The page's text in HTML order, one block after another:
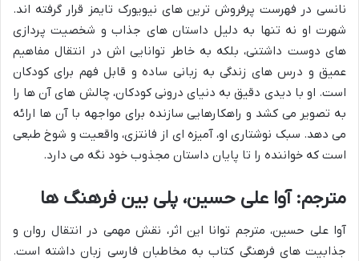
نانسی در فهرست پرفروش ترین های نیویورک تایمز قرار گرفته اند.
شهرت او نه تنها به دلیل داستان های جذاب و شخصیت پردازی
های دوست داشتنی، بلکه به خاطر توانایی اش در انتقال مفاهیم
عمیق و درس های زندگی به زبانی ساده و قابل فهم برای کودکان
است. او با دیدی دقیق به دنیای درونی کودکان، چالش های آن ها را
به تصویر می کشد و راهکارهایی سازنده برای مواجهه با آن ها ارائه
می دهد. سبک نوشتاری او، آمیزه ای از فانتزی، واقعیت و شوخ طبعی
است که خواننده را تا پایان داستان مجذوب خود نگه می دارد.
مترجم: آوا علی حسین، پلی بین فرهنگ ها
آوا علی حسین، مترجم توانا این اثر، نقش مهمی در انتقال روان و
جذابیت های فرهنگی کتاب به مخاطبان فارسی زبان داشته است.